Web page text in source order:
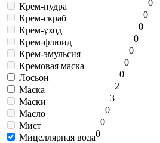
0
Крем-пудра
0
Крем-скраб
0
Крем-уход
0
Крем-флюид
0
Крем-эмульсия
0
Кремовая маска
0
Лосьон
2
Маска
3
Маски
0
Масло
0
Мист
0
Мицеллярная вода